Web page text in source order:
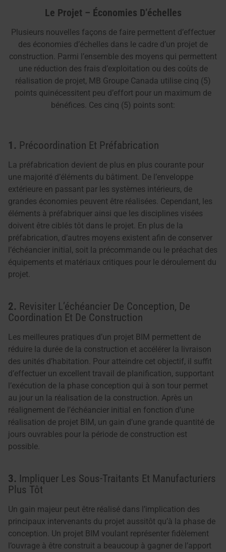
Le Projet – Économies D’échelles
Plusieurs nouvelles façons de faire permettent d’effectuer
des économies d’échelles dans le cadre d’un projet de
construction. Parmi l’ensemble des moyens qui permettent
une réduction des frais d’exploitation ou des coûts de
réalisation de projet, MB Groupe Canada utilise cinq (5)
points quinécessitent peu d’effort pour un maximum de
bénéfices. Ces cinq (5) points sont:
1. Précoordination Et Préfabrication
La préfabrication devient de plus en plus courante pour
une majorité d’éléments du bâtiment. De l’enveloppe
extérieure en passant par les systèmes intérieurs, de
grandes économies peuvent être réalisées. Cependant, les
éléments à préfabriquer ainsi que les disciplines visées
doivent être ciblés tôt dans le projet. En plus de la
préfabrication, d’autres moyens existent afin de conserver
l’échéancier initial, soit la précommande ou le préachat des
équipements et matériaux critiques pour le déroulement du
projet.
2. Revisiter L’échéancier De Conception, De
Coordination Et De Construction
Les meilleures pratiques d’un projet BIM permettent de
réduire la durée de la construction et accélérer la livraison
des unités d’habitation. Pour atteindre cet objectif, il suffit
d’effectuer un excellent travail de planification, supportant
l’exécution de la phase conception qui à son tour permet
au jour un la réalisation de la construction. Après un
réalignement de l’échéancier initial en fonction d’une
réalisation de projet BIM, un gain d’une grande quantité de
jours ouvrables pour la période de construction est
possible.
3. Impliquer Les Sous-Traitants Et Manufacturiers
Plus Tôt
Un gain majeur peut être réalisé dans l’implication des
principaux intervenants du projet aussitôt qu’à la phase de
conception. Un projet BIM voulant représenter fidèlement
l’ouvrage à être construit a beaucoup à gagner de l’apport